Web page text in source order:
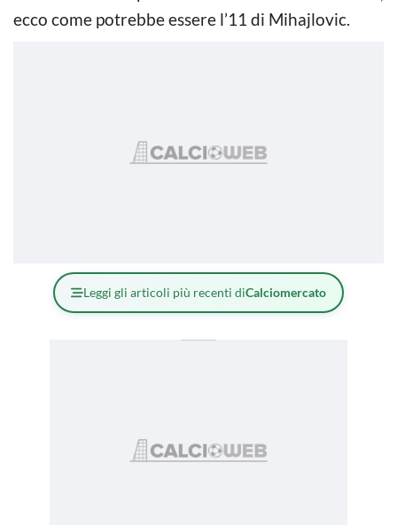
ecco come potrebbe essere l’11 di Mihajlovic.
Leggi gli articoli più recenti diCalciomercato